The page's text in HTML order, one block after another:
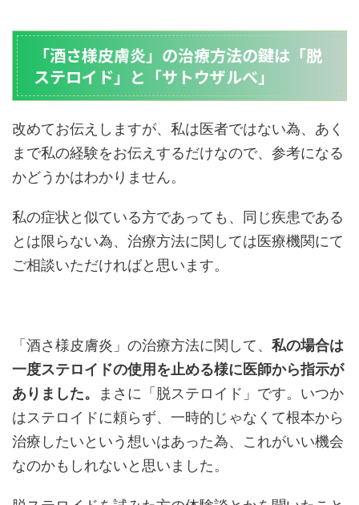
「酒さ様皮膚炎」の治療方法の鍵は「脱
ステロイド」と「サトウザルべ」
改めてお伝えしますが、私は医者ではない為、あく
まで私の経験をお伝えするだけなので、参考になる
かどうかはわかりません。
私の症状と似ている方であっても、同じ疾患である
とは限らない為、治療方法に関しては医療機関にて
ご相談いただければと思います。
「酒さ様皮膚炎」の治療方法に関して、 私の場合は
一度ステロイドの使用を止める様に医師から指示が
ありました。
まさに「脱ステロイド」です。いつか
はステロイドに頼らず、一時的じゃなくて根本から
治療したいという想いはあった為、これがいい機会
なのかもしれないと思いました。